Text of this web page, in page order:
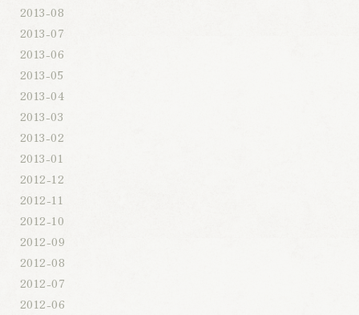
2013-08
2013-07
2013-06
2013-05
2013-04
2013-03
2013-02
2013-01
2012-12
2012-11
2012-10
2012-09
2012-08
2012-07
2012-06